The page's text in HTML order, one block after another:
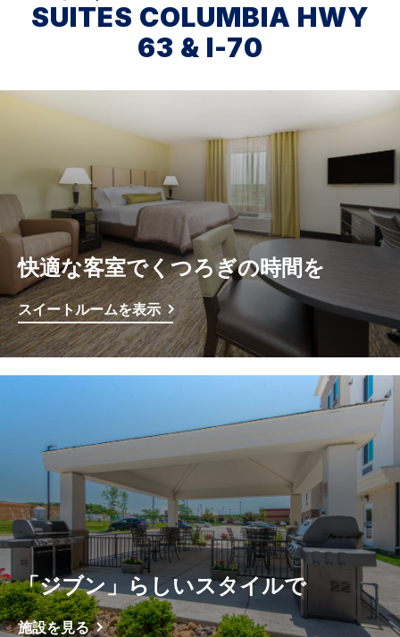
SUITES COLUMBIA HWY
63 & I-70
快適な客室でくつろぎの時間を
スイートルームを表示
「ジブン」らしいスタイルで
施設を見る